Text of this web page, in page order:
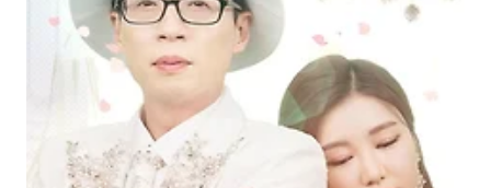
건 오직 하나 / I want only one thing 영원한 행복을 꿈꾸지만 / Although I
dream of eternal happiness 화려하지 않아도 ..